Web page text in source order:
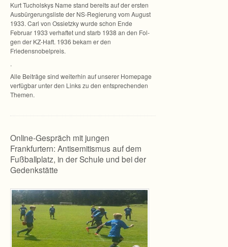
Kurt Tuchols­kys Name stand bereits auf der ers­ten
Aus­bür­ge­rungs­liste der NS-Regierung vom August
1933. Carl von Ossietzky wurde schon Ende
Februar 1933 ver­haf­tet und starb 1938 an den Fol­
gen der KZ-Haft. 1936 bekam er den
Friedensnobelpreis.
.
Alle Bei­träge sind wei­ter­hin auf unse­rer Home­page
ver­füg­bar unter den Links zu den ent­spre­chen­den
Themen.
Online-Gespräch mit jungen
Frankfurtern: Antisemitismus auf dem
Fußballplatz, in der Schule und bei der
Gedenkstätte